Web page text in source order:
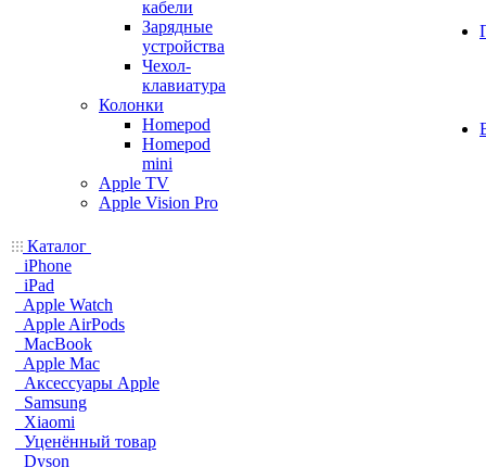
кабели
Зарядные
устройства
Чехол-
клавиатура
Колонки
Homepod
Homepod
mini
Apple TV
Apple Vision Pro
Каталог
iPhone
iPad
Apple Watch
Apple AirPods
MacBook
Apple Mac
Аксессуары Apple
Samsung
Xiaomi
Уценённый товар
Dyson